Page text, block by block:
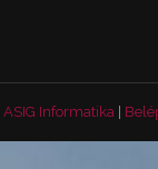
ASIG Informatika |